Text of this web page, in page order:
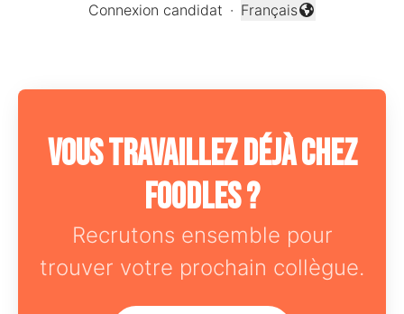
Connexion candidat ·
Changer la langue
Français
Vous travaillez déjà chez
Foodles ?
Recrutons ensemble pour
trouver votre prochain collègue.